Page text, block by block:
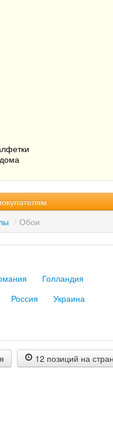
/ Обои
Голландия
Россия
Украина
12 позиций на